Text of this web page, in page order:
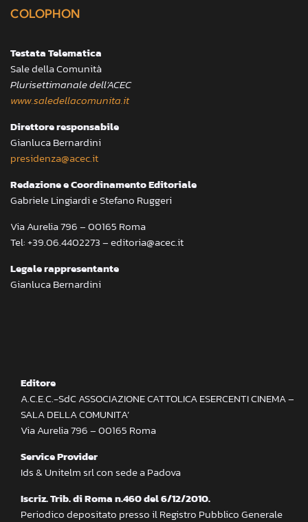
COLOPHON
Testata Telematica
Sale della Comunità
Plurisettimanale dell’ACEC
www.saledellacomunita.it
Direttore responsabile
Gianluca Bernardini
presidenza@acec.it
Redazione e Coordinamento Editoriale
Gabriele Lingiardi e Stefano Ruggeri
Via Aurelia 796 – 00165 Roma
Tel: +39.06.4402273 – editoria@acec.it
Legale rappresentante
Gianluca Bernardini
Editore
A.C.E.C.-SdC ASSOCIAZIONE CATTOLICA ESERCENTI CINEMA –
SALA DELLA COMUNITA’
Via Aurelia 796 – 00165 Roma
Service Provider
Ids & Unitelm srl con sede a Padova
Iscriz. Trib. di Roma n.460 del 6/12/2010.
Periodico depositato presso il Registro Pubblico Generale